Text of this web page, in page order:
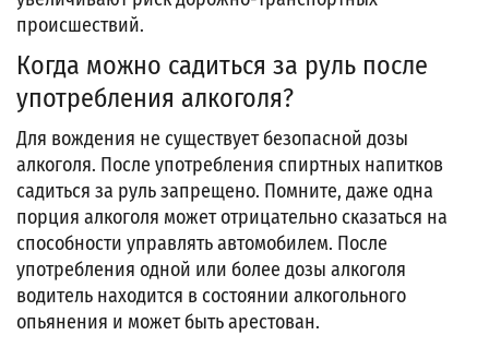
происшествий.
Когда можно садиться за руль после
употребления алкоголя?
Для вождения не существует безопасной дозы
алкоголя. После употребления спиртных напитков
садиться за руль запрещено. Помните, даже одна
порция алкоголя может отрицательно сказаться на
способности управлять автомобилем. После
употребления одной или более дозы алкоголя
водитель находится в состоянии алкогольного
опьянения и может быть арестован.